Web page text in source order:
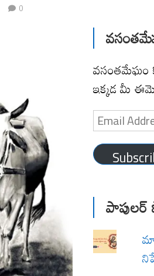
0
వసంతమేఘం
ఇక్కడ మీ
Email
Address
పాపులర్